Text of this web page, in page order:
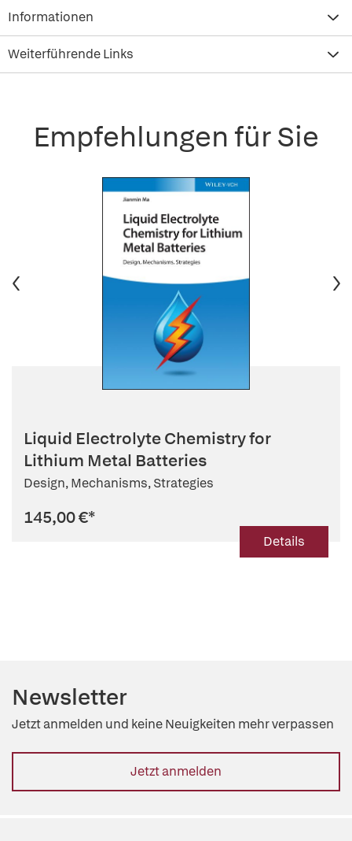
Informationen
Weiterführende Links
Empfehlungen für Sie
Liquid Electrolyte Chemistry for
Lithium Metal Batteries
Design, Mechanisms, Strategies
145,00 €*
Details
Newsletter
Jetzt anmelden und keine Neuigkeiten mehr verpassen
Jetzt anmelden